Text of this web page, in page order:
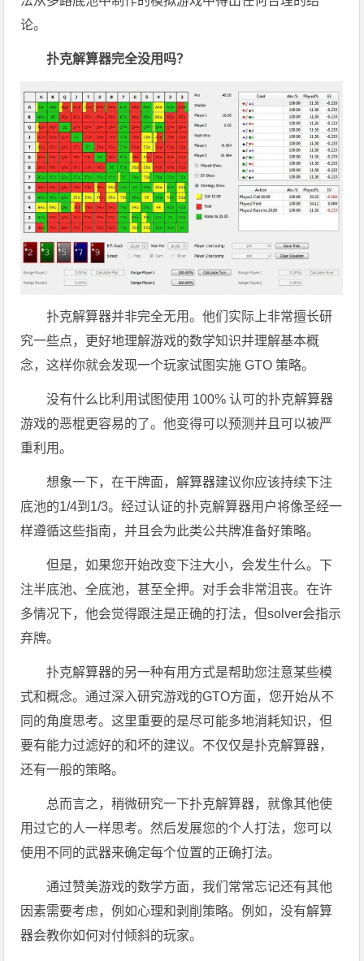
论。
扑克解算器完全没用吗？
扑克解算器并非完全无用。他们实际上非常擅长研
究一些点，更好地理解游戏的数学知识并理解基本概
念，这样你就会发现一个玩家试图实施 GTO 策略。
没有什么比利用试图使用 100% 认可的扑克解算器
游戏的恶棍更容易的了。他变得可以预测并且可以被严
重利用。
想象一下，在干牌面，解算器建议你应该持续下注
底池的1/4到1/3。经过认证的扑克解算器用户将像圣经一
样遵循这些指南，并且会为此类公共牌准备好策略。
但是，如果您开始改变下注大小，会发生什么。下
注半底池、全底池，甚至全押。对手会非常沮丧。在许
多情况下，他会觉得跟注是正确的打法，但solver会指示
弃牌。
扑克解算器的另一种有用方式是帮助您注意某些模
式和概念。通过深入研究游戏的GTO方面，您开始从不
同的角度思考。这里重要的是尽可能多地消耗知识，但
要有能力过滤好的和坏的建议。不仅仅是扑克解算器，
还有一般的策略。
总而言之，稍微研究一下扑克解算器，就像其他使
用过它的人一样思考。然后发展您的个人打法，您可以
使用不同的武器来确定每个位置的正确打法。
通过赞美游戏的数学方面，我们常常忘记还有其他
因素需要考虑，例如心理和剥削策略。例如，没有解算
器会教你如何对付倾斜的玩家。